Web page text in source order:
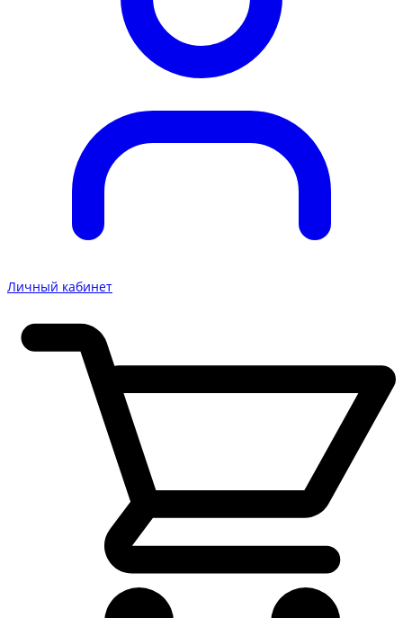
Личный кабинет